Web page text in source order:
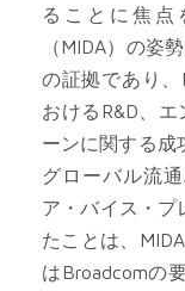
ることに焦
（MIDA）の姿
の証拠であり、
おけるR&D、
ーンに関する成
グローバル流
ア・バイス・プ
たことは、
はBroadcomの